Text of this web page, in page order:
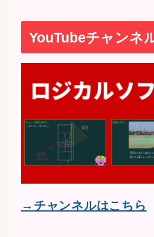
YouTubeチャンネ
→チャンネルはこちら